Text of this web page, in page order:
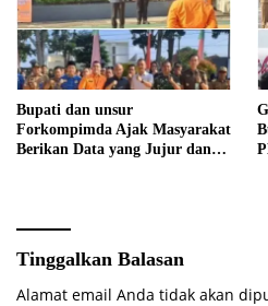
Bupati dan unsur
Forkompimda Ajak Masyarakat
Berikan Data yang Jujur dan
Tinggalkan Balasan
Alamat email Anda tidak akan